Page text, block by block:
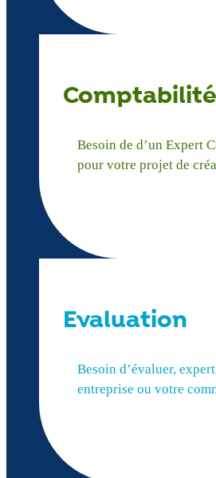
Comptabilité
Besoin de d’un Expert
pour votre projet de
Evaluation
Besoin d’évaluer,
entreprise ou votre